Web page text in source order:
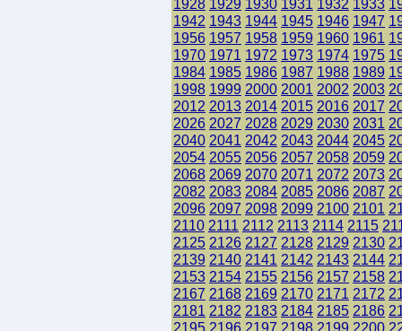
1928 1929 1930 1931 1932 1933
1942 1943 1944 1945 1946 1947
1956 1957 1958 1959 1960 1961
1970 1971 1972 1973 1974 1975
1984 1985 1986 1987 1988 1989
1998 1999 2000 2001 2002 2003
2012 2013 2014 2015 2016 2017
2026 2027 2028 2029 2030 2031
2040 2041 2042 2043 2044 2045
2054 2055 2056 2057 2058 2059
2068 2069 2070 2071 2072 2073
2082 2083 2084 2085 2086 2087
2096 2097 2098 2099 2100 2101
2110 2111 2112 2113 2114 2115
2125 2126 2127 2128 2129 2130
2139 2140 2141 2142 2143 2144
2153 2154 2155 2156 2157 2158
2167 2168 2169 2170 2171 2172
2181 2182 2183 2184 2185 2186
2195 2196 2197 2198 2199 2200